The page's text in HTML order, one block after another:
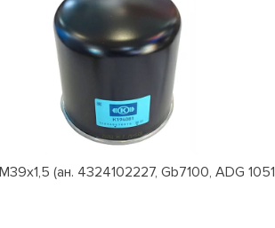
(ан. 4324102227, Gb7100, ADG 1051